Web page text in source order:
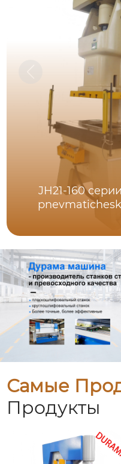
JH21-160
Самые
Продукты